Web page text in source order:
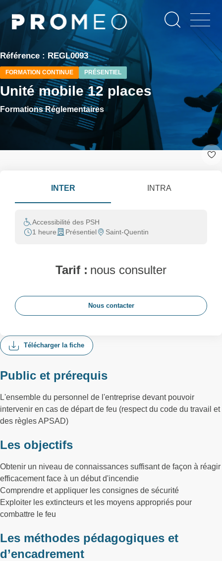
Aller
au
contenu
Référence : REGL0093
FORMATION CONTINUE PRÉSENTIEL
Unité mobile 12 places
Formations Réglementaires
Télécharger la fiche
Public et prérequis
L'ensemble du personnel de l'entreprise devant pouvoir
intervenir en cas de départ de feu (respect du code du travail et
des règles APSAD)
Les objectifs
Obtenir un niveau de connaissances suffisant de façon à réagir
efficacement face à un début d'incendie
Comprendre et appliquer les consignes de sécurité
Exploiter les extincteurs et les moyens appropriés pour
combattre le feu
Les méthodes pédagogiques et
d’encadrement
INTER INTRA
Accessibilité des PSH
1 heure
Présentiel Saint-Quentin
Tarif : nous consulter
Nous contacter
Panneau de gestion des cookies